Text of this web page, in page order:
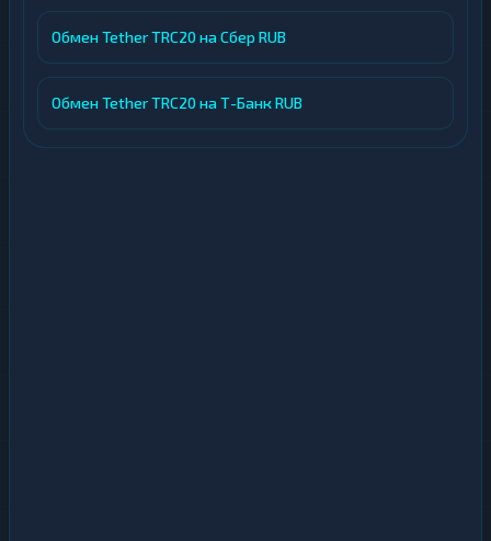
Обмен Tether TRC20 на Сбер RUB
Обмен Tether TRC20 на Т-Банк RUB